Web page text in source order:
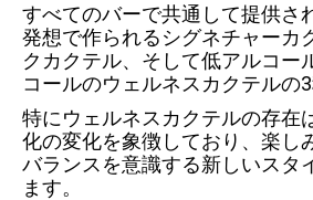
すべてのバーで共通して提供さ
発想で作られるシグネチャーカ
クカクテル、そして低アルコー
コールのウェルネスカクテルの3
特にウェルネスカクテルの存在
化の変化を象徴しており、楽し
バランスを意識する新しいスタ
ます。